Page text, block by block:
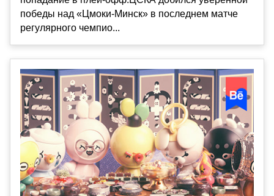
победы над «Цмоки-Минск» в последнем матче
регулярного чемпио...